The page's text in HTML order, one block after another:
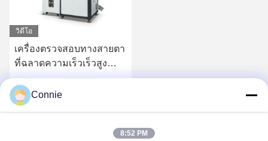
วิดีโอ
เครื่องตรวจสอบทางสายตา
ที่ฉลาดความเร็วเร็วสูง
สําหรับการตรวจพบปริศนา
ถ้วย หา ราคา ที่ ดี ที่สุด
Connie
8:52 PM